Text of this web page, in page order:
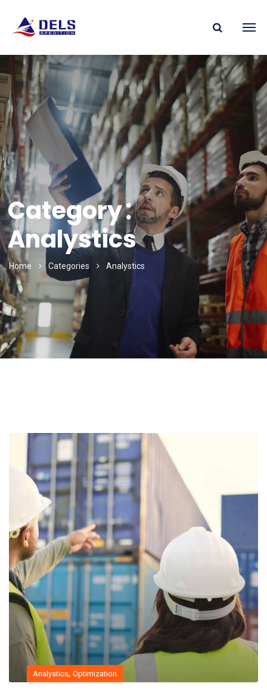
Category：
Analystics
Home Categories Analystics
Analystics, Optimization